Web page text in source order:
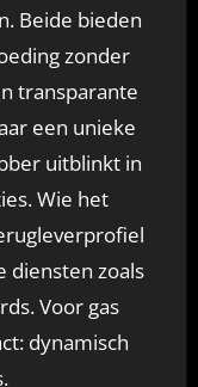
Beide bieden
zonder
transparante
een unieke
uitblinkt in
Wie het
diensten zoals
Voor gas
dynamisch